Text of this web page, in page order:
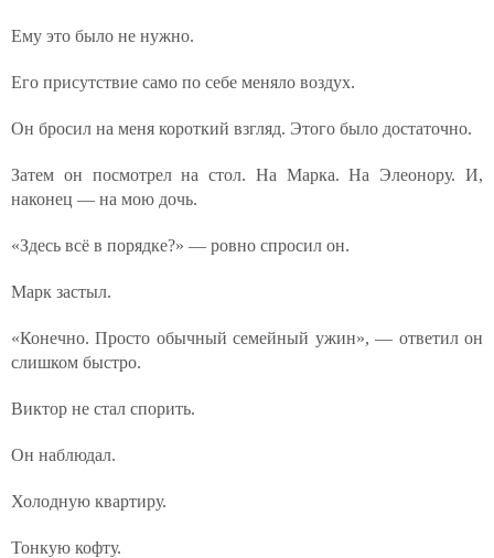
Ему это было не нужно.
Его присутствие само по себе меняло воздух.
Он бросил на меня короткий взгляд. Этого было достаточно.
Затем он посмотрел на стол. На Марка. На Элеонору. И,
наконец — на мою дочь.
«Здесь всё в порядке?» — ровно спросил он.
Марк застыл.
«Конечно. Просто обычный семейный ужин», — ответил он
слишком быстро.
Виктор не стал спорить.
Он наблюдал.
Холодную квартиру.
Тонкую кофту.